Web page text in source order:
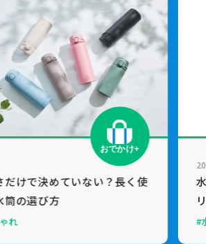
おでかけ+
だけで決めていない？長く使
筒の選び方
れ #